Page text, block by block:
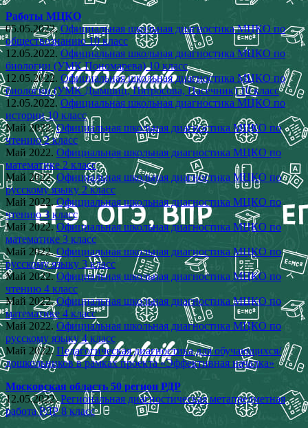
Работы МЦКО
05.05.2022.Официальная школьная диагностика МЦКО по
обществознанию 10 класс
12.05.2022. Официальная школьная диагностика МЦКО по
биологии (УМК Пономарева) 10 класс
12.05.2022. Официальная школьная диагностика МЦКО по
биологии (УМК Дымшиц, Пятросова, Пасечник) 10 класс
12.05.2022. Официальная школьная диагностика МЦКО по
истории 10 класс
Май 2022.Официальная школьная диагностика МЦКО по
чтению 2 класс
Май 2022. Официальная школьная диагностика МЦКО по
математике 2 класс
Май 2022.Официальная школьная диагностика МЦКО по
русскому языку 2 класс
Май 2022.Официальная школьная диагностика МЦКО по
чтению 3 класс
Май 2022.Официальная школьная диагностика МЦКО по
математике 3 класс
Май 2022.Официальная школьная диагностика МЦКО по
русскому языку 3 класс
Май 2022.Официальная школьная диагностика МЦКО по
чтению 4 класс
Май 2022.Официальная школьная диагностика МЦКО по
математике 4 класс
Май 2022. Официальная школьная диагностика МЦКО по
русскому языку 4 класс
Май 2022.Педагогическая диагностика для обучающихся/
дошкольников в рамках проекта «Эффективная началка»
Московская область 50 регион РДР
12.05.2022.Региональная диагностическая метапредметная
работа РДР 8 класс